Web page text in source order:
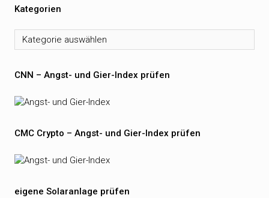
Kategorien
Kategorien
CNN – Angst- und Gier-Index prüfen
CMC Crypto – Angst- und Gier-Index prüfen
eigene Solaranlage prüfen